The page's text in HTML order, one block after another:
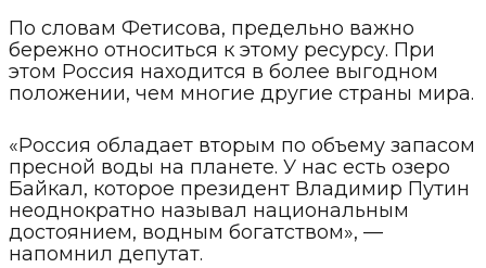
По словам Фетисова, предельно важно
бережно относиться к этому ресурсу. При
этом Россия находится в более выгодном
положении, чем многие другие страны мира.
«Россия обладает вторым по объему запасом
пресной воды на планете. У нас есть озеро
Байкал, которое президент Владимир Путин
неоднократно называл национальным
достоянием, водным богатством», —
напомнил депутат.